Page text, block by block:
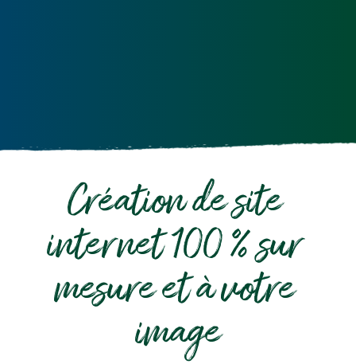
Création de site
internet 100 % sur
mesure et à votre
image